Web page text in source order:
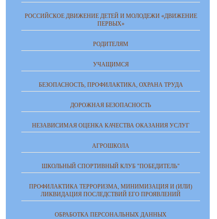
РОССИЙСКОЕ ДВИЖЕНИЕ ДЕТЕЙ И МОЛОДЕЖИ «ДВИЖЕНИЕ
ПЕРВЫХ»
РОДИТЕЛЯМ
УЧАЩИМСЯ
БЕЗОПАСНОСТЬ, ПРОФИЛАКТИКА, ОХРАНА ТРУДА
ДОРОЖНАЯ БЕЗОПАСНОСТЬ
НЕЗАВИСИМАЯ ОЦЕНКА КАЧЕСТВА ОКАЗАНИЯ УСЛУГ
АГРОШКОЛА
ШКОЛЬНЫЙ СПОРТИВНЫЙ КЛУБ "ПОБЕДИТЕЛЬ"
ПРОФИЛАКТИКА ТЕРРОРИЗМА, МИНИМИЗАЦИЯ И (ИЛИ)
ЛИКВИДАЦИЯ ПОСЛЕДСТВИЙ ЕГО ПРОЯВЛЕНИЙ
ОБРАБОТКА ПЕРСОНАЛЬНЫХ ДАННЫХ